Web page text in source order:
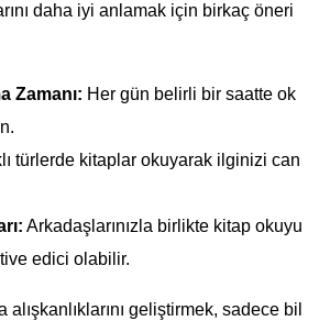
daha iyi anlamak için birkaç öneri
Zamanı: Her gün belirli bir saatte ok
türlerde kitaplar okuyarak ilginizi can
Arkadaşlarınızla birlikte kitap okuyu
edici olabilir.
geliştirmek, sadece bil